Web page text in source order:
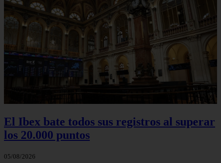
El Ibex bate todos sus registros al superar
los 20.000 puntos
05/08/2026